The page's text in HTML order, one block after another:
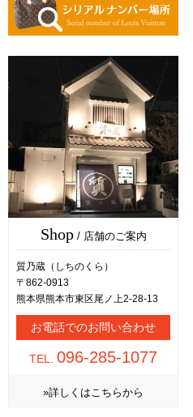
Shop/ 店舗のご案内
質乃蔵（しちのくら）
〒862-0913
熊本県熊本市東区尾ノ上2-28-13
お電話でのお問い合わせ
TEL. 096-285-1077
»詳しくはこちらから